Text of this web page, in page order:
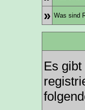
» Was sind
Es